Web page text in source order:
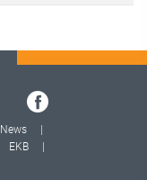
News
EKB